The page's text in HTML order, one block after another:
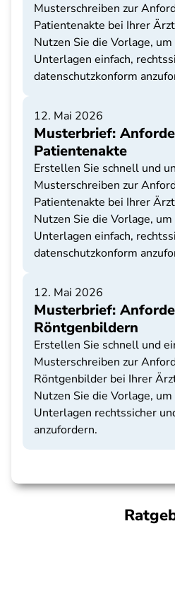
Musterschreiben zur
Patientenakte bei Ihrer
Nutzen Sie die Vorlage,
Unterlagen einfach,
datenschutzkonform
12. Mai 2026
Musterbrief:
Patientenakte
Erstellen Sie schnell und
Musterschreiben zur
Patientenakte bei Ihrer
Nutzen Sie die Vorlage,
Unterlagen einfach,
datenschutzkonform
12. Mai 2026
Musterbrief:
Röntgenbildern
Erstellen Sie schnell und
Musterschreiben zur
Röntgenbilder bei Ihrer
Nutzen Sie die Vorlage,
Unterlagen rechtssicher
anzufordern.